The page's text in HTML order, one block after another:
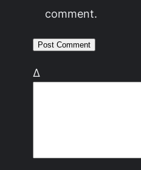
comment.
Δ